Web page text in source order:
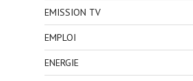
EMISSION TV
EMPLOI
ENERGIE